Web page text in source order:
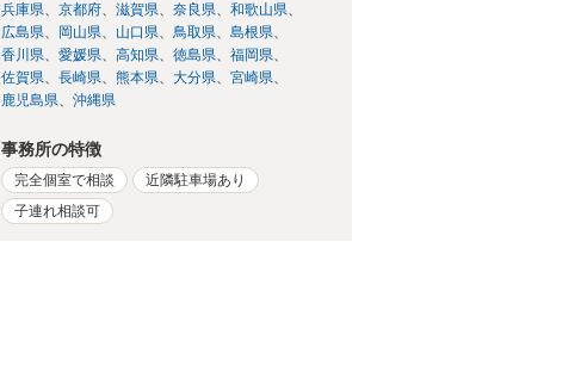
兵庫県
京都府 滋賀県 奈良県
和歌山県
広島県
岡山県 山口県 鳥取県
島根県
香川県
愛媛県 高知県 徳島県
福岡県
佐賀県
長崎県 熊本県 大分県
宮崎県
鹿児島県
沖縄県
事務所の特徴
完全個室で相談
近隣駐車場あり
子連れ相談可